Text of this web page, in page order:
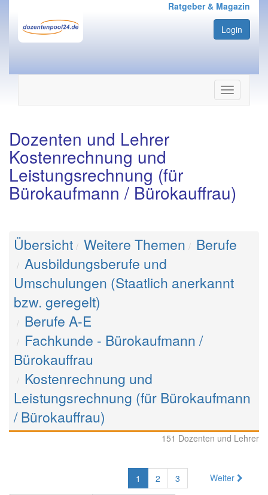
Ratgeber & Magazin
Login
Navigation
ein-/
Dozenten und Lehrer
Kostenrechnung und
Leistungsrechnung (für
Bürokaufmann / Bürokauffrau)
Übersicht Weitere Themen
Berufe
Ausbildungsberufe und
Umschulungen (Staatlich anerkannt
bzw. geregelt)
Berufe A-E
Fachkunde - Bürokaufmann /
Bürokauffrau
Kostenrechnung und
Leistungsrechnung (für Bürokaufmann
/ Bürokauffrau)
151 Dozenten und Lehrer
1 2 3 Weiter